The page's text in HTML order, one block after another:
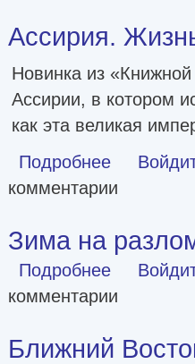
Ассирия.
Новинка из
Ассирии, в котором
как эта великая
Подробнее о Ассирия.
комментарии
Зима на
Подробнее о Зима на
комментарии
Ближний